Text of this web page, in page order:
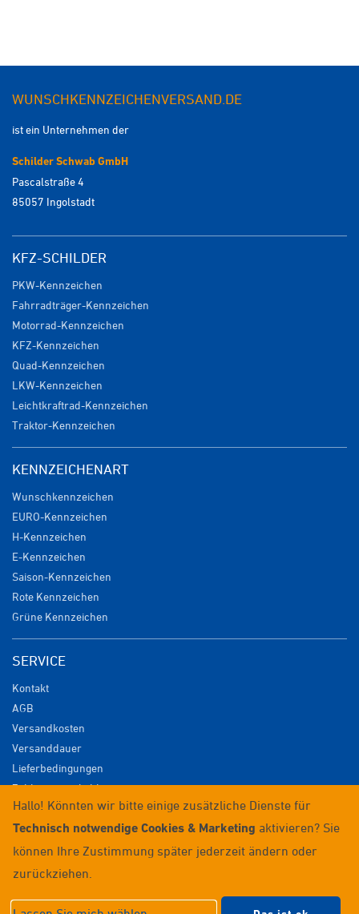
WUNSCHKENNZEICHENVERSAND.DE
ist ein Unternehmen der
Schilder Schwab GmbH
Pascalstraße 4
85057 Ingolstadt
KFZ-SCHILDER
PKW-Kennzeichen
Fahrradträger-Kennzeichen
Motorrad-Kennzeichen
KFZ-Kennzeichen
Quad-Kennzeichen
LKW-Kennzeichen
Leichtkraftrad-Kennzeichen
Traktor-Kennzeichen
KENNZEICHENART
Wunschkennzeichen
EURO-Kennzeichen
H-Kennzeichen
E-Kennzeichen
Saison-Kennzeichen
Rote Kennzeichen
Grüne Kennzeichen
SERVICE
Kontakt
AGB
Versandkosten
Versanddauer
Lieferbedingungen
Zahlungsmöglichkeiten
Datenschutz
Impressum
Widerrufsrecht
Anmelden / Registrieren
© 2026 Wunschkennzeichenversand
Hallo! Könnten wir bitte einige zusätzliche Dienste für
Technisch notwendige Cookies & Marketing aktivieren? Sie
können Ihre Zustimmung später jederzeit ändern oder
zurückziehen.